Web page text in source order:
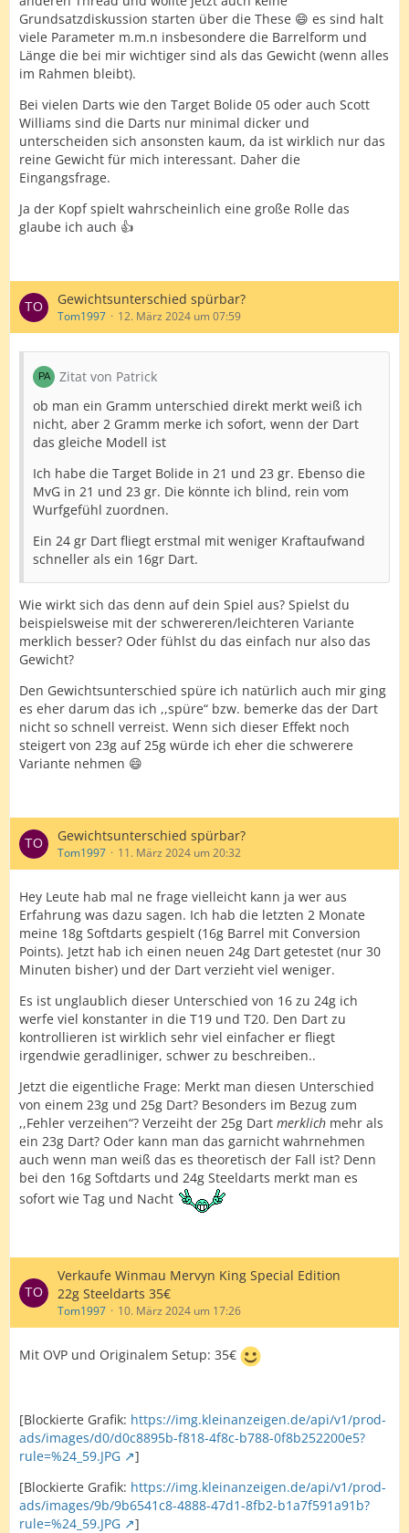
Grundsatzdiskussion starten über die These 😄 es sind halt
viele Parameter m.m.n insbesondere die Barrelform und
Länge die bei mir wichtiger sind als das Gewicht (wenn alles
im Rahmen bleibt).
Bei vielen Darts wie den Target Bolide 05 oder auch Scott
Williams sind die Darts nur minimal dicker und
unterscheiden sich ansonsten kaum, da ist wirklich nur das
reine Gewicht für mich interessant. Daher die
Eingangsfrage.
Ja der Kopf spielt wahrscheinlich eine große Rolle das
glaube ich auch 👍
Gewichtsunterschied spürbar?
Tom1997 12. März 2024 um 07:59
Zitat von Patrick
ob man ein Gramm unterschied direkt merkt weiß ich
nicht, aber 2 Gramm merke ich sofort, wenn der Dart
das gleiche Modell ist
Ich habe die Target Bolide in 21 und 23 gr. Ebenso die
MvG in 21 und 23 gr. Die könnte ich blind, rein vom
Wurfgefühl zuordnen.
Ein 24 gr Dart fliegt erstmal mit weniger Kraftaufwand
schneller als ein 16gr Dart.
Wie wirkt sich das denn auf dein Spiel aus? Spielst du
beispielsweise mit der schwereren/leichteren Variante
merklich besser? Oder fühlst du das einfach nur also das
Gewicht?
Den Gewichtsunterschied spüre ich natürlich auch mir ging
es eher darum das ich ,,spüre“ bzw. bemerke das der Dart
nicht so schnell verreist. Wenn sich dieser Effekt noch
steigert von 23g auf 25g würde ich eher die schwerere
Variante nehmen 😄
Gewichtsunterschied spürbar?
Tom1997 11. März 2024 um 20:32
Hey Leute hab mal ne frage vielleicht kann ja wer aus
Erfahrung was dazu sagen. Ich hab die letzten 2 Monate
meine 18g Softdarts gespielt (16g Barrel mit Conversion
Points). Jetzt hab ich einen neuen 24g Dart getestet (nur 30
Minuten bisher) und der Dart verzieht viel weniger.
Es ist unglaublich dieser Unterschied von 16 zu 24g ich
werfe viel konstanter in die T19 und T20. Den Dart zu
kontrollieren ist wirklich sehr viel einfacher er fliegt
irgendwie geradliniger, schwer zu beschreiben..
Jetzt die eigentliche Frage: Merkt man diesen Unterschied
von einem 23g und 25g Dart? Besonders im Bezug zum
,,Fehler verzeihen“? Verzeiht der 25g Dart merklich mehr als
ein 23g Dart? Oder kann man das garnicht wahrnehmen
auch wenn man weiß das es theoretisch der Fall ist? Denn
bei den 16g Softdarts und 24g Steeldarts merkt man es
sofort wie Tag und Nacht
Verkaufe Winmau Mervyn King Special Edition
22g Steeldarts 35€
Tom1997 10. März 2024 um 17:26
Mit OVP und Originalem Setup: 35€
[Blockierte Grafik: https://img.kleinanzeigen.de/api/v1/prod-
ads/images/d0/d0c8895b-f818-4f8c-b788-0f8b252200e5?
rule=%24_59.JPG
]
[Blockierte Grafik: https://img.kleinanzeigen.de/api/v1/prod-
ads/images/9b/9b6541c8-4888-47d1-8fb2-b1a7f591a91b?
rule=%24_59.JPG
]